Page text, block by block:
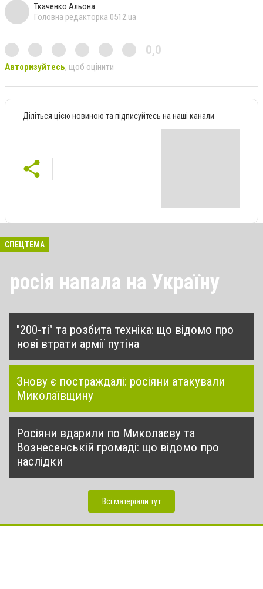
Ткаченко Альона
Головна редакторка 0512.ua
0,0
Авторизуйтесь, щоб оцінити
Діліться цією новиною та підписуйтесь на наші канали
СПЕЦТЕМА
росія напала на Україну
"200-ті" та розбита техніка: що відомо про
нові втрати армії путіна
Знову є постраждалі: росіяни атакували
Миколаївщину
Росіяни вдарили по Миколаєву та
Вознесенській громаді: що відомо про
наслідки
Всі матеріали тут